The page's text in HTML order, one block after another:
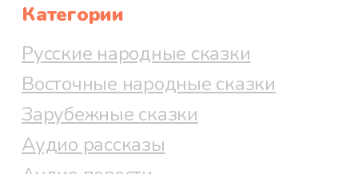
Категории
Русские народные сказки
Восточные народные сказки
Зарубежные сказки
Аудио рассказы